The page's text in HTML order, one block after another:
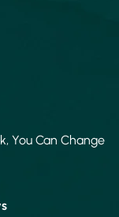
You Can Change